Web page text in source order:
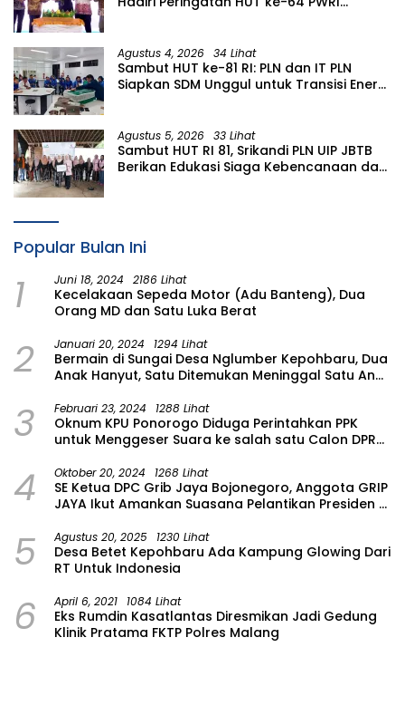
Agustus 4, 2026 34 Lihat
Sambut HUT ke-81 RI: PLN dan IT PLN
Siapkan SDM Unggul untuk Transisi Energi
Agustus 5, 2026 33 Lihat
Sambut HUT RI 81, Srikandi PLN UIP JBTB
Berikan Edukasi Siaga Kebencanaan dan
Popular Bulan Ini
1 Juni 18, 2024 2186 Lihat
Kecelakaan Sepeda Motor (Adu Banteng), Dua
Orang MD dan Satu Luka Berat
2 Januari 20, 2024 1294 Lihat
Bermain di Sungai Desa Nglumber Kepohbaru, Dua
Anak Hanyut, Satu Ditemukan Meninggal Satu Anak
3 Februari 23, 2024 1288 Lihat
Oknum KPU Ponorogo Diduga Perintahkan PPK
untuk Menggeser Suara ke salah satu Calon DPRD
4 Oktober 20, 2024 1268 Lihat
SE Ketua DPC Grib Jaya Bojonegoro, Anggota GRIP
JAYA Ikut Amankan Suasana Pelantikan Presiden di
5 Agustus 20, 2025 1230 Lihat
Desa Betet Kepohbaru Ada Kampung Glowing Dari
RT Untuk Indonesia
6 April 6, 2021 1084 Lihat
Eks Rumdin Kasatlantas Diresmikan Jadi Gedung
Klinik Pratama FKTP Polres Malang